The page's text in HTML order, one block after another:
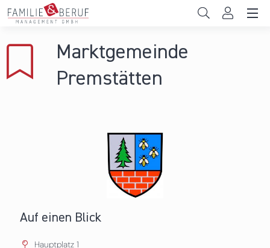
Direkt zum Inhalt
Gemeinden
Marktgemeinde
Premstätten
Auf einen Blick
Hauptplatz 1